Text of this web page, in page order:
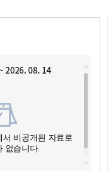
2026. 08. 14
서 비공개된 자료로
없습니다.